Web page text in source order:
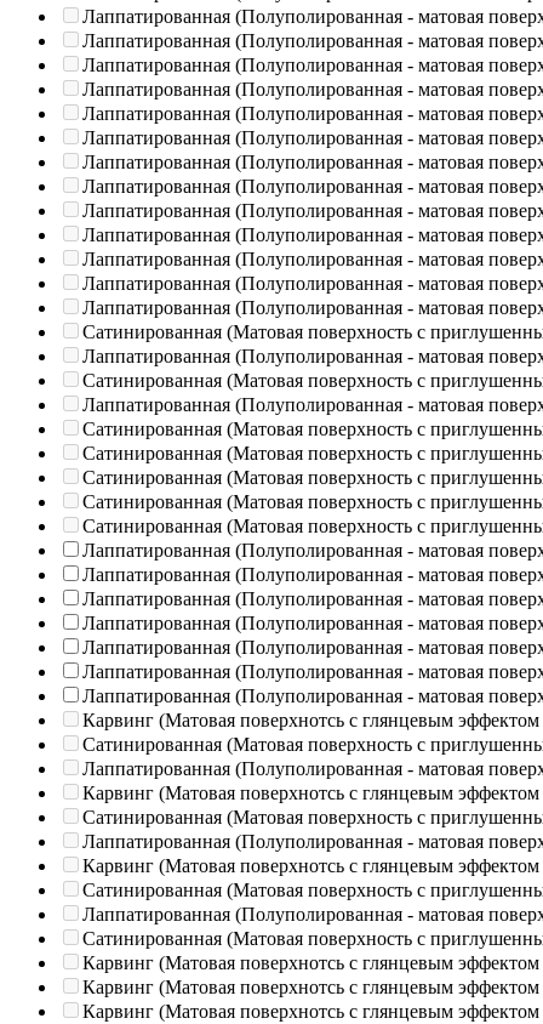
Лаппатированная (Полуполированная - матовая
Лаппатированная (Полуполированная - матовая
Лаппатированная (Полуполированная - матовая
Лаппатированная (Полуполированная - матовая
Лаппатированная (Полуполированная - матовая
Лаппатированная (Полуполированная - матовая
Лаппатированная (Полуполированная - матовая
Лаппатированная (Полуполированная - матовая
Лаппатированная (Полуполированная - матовая
Лаппатированная (Полуполированная - матовая
Лаппатированная (Полуполированная - матовая
Лаппатированная (Полуполированная - матовая
Лаппатированная (Полуполированная - матовая
Сатинированная (Матовая поверхность с
Лаппатированная (Полуполированная - матовая
Сатинированная (Матовая поверхность с
Лаппатированная (Полуполированная - матовая
Сатинированная (Матовая поверхность с
Сатинированная (Матовая поверхность с
Сатинированная (Матовая поверхность с
Сатинированная (Матовая поверхность с
Сатинированная (Матовая поверхность с
Лаппатированная (Полуполированная - матовая
Лаппатированная (Полуполированная - матовая
Лаппатированная (Полуполированная - матовая
Лаппатированная (Полуполированная - матовая
Лаппатированная (Полуполированная - матовая
Лаппатированная (Полуполированная - матовая
Лаппатированная (Полуполированная - матовая
Карвинг (Матовая поверхнотсь с глянцевым эффектом
Сатинированная (Матовая поверхность с
Лаппатированная (Полуполированная - матовая
Карвинг (Матовая поверхнотсь с глянцевым эффектом
Сатинированная (Матовая поверхность с
Лаппатированная (Полуполированная - матовая
Карвинг (Матовая поверхнотсь с глянцевым эффектом
Сатинированная (Матовая поверхность с
Лаппатированная (Полуполированная - матовая
Сатинированная (Матовая поверхность с
Карвинг (Матовая поверхнотсь с глянцевым эффектом
Карвинг (Матовая поверхнотсь с глянцевым эффектом
Карвинг (Матовая поверхнотсь с глянцевым эффектом